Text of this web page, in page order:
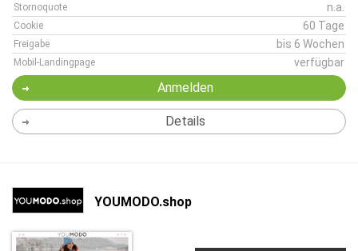
Stornoquote n.a.
Cookie 60 Tage
Freigabe bis 6 Wochen
Mobil-Landingpage verfügbar
Anmelden
Details
YOUMODO.shop